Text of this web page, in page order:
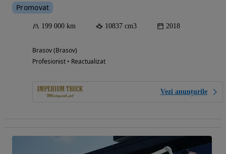
Promovat
199 000 km 10837 cm3 2018
Brasov (Brasov)
Profesionist • Reactualizat
Vezi anunțurile